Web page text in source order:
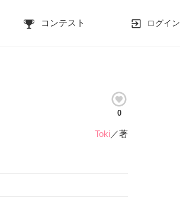
コンテスト ログイン
0
Toki／著